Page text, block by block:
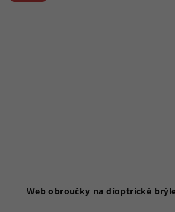
Web obroučky na dioptrické brýle